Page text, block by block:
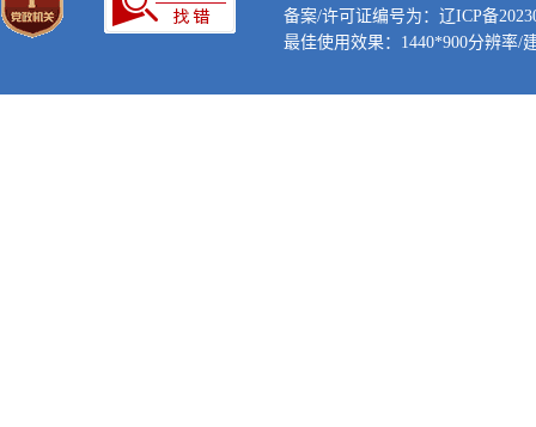
备案/许可证编号为：辽ICP备
最佳使用效果：1440*900分辨率/